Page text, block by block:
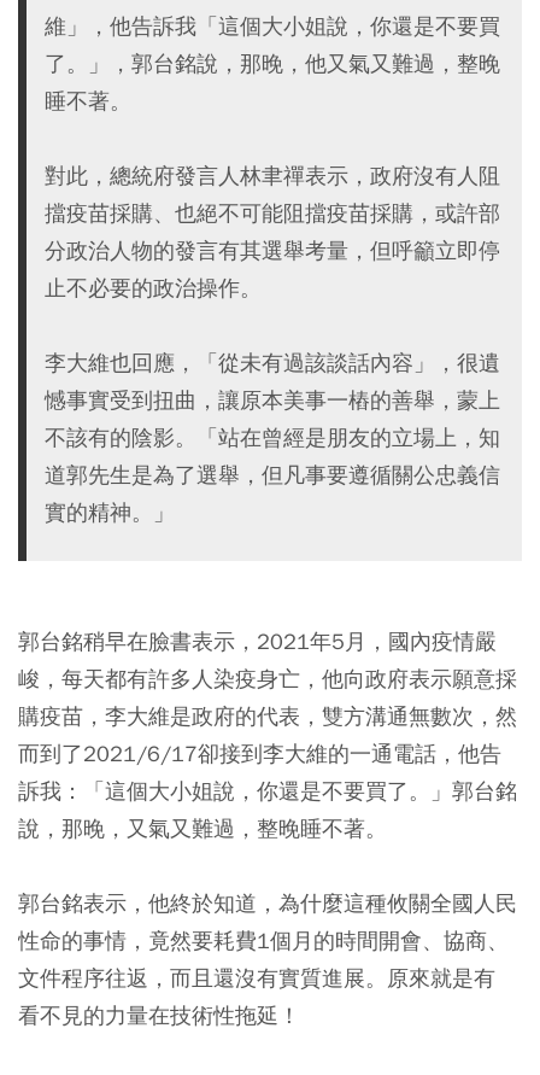
維」，他告訴我「這個大小姐說，你還是不要買
了。」，郭台銘說，那晚，他又氣又難過，整晚
睡不著。
對此，總統府發言人林聿禪表示，政府沒有人阻
擋疫苗採購、也絕不可能阻擋疫苗採購，或許部
分政治人物的發言有其選舉考量，但呼籲立即停
止不必要的政治操作。
李大維也回應，「從未有過該談話內容」，很遺
憾事實受到扭曲，讓原本美事一樁的善舉，蒙上
不該有的陰影。「站在曾經是朋友的立場上，知
道郭先生是為了選舉，但凡事要遵循關公忠義信
實的精神。」
郭台銘稍早在臉書表示，2021年5月，國內疫情嚴
峻，每天都有許多人染疫身亡，他向政府表示願意採
購疫苗，李大維是政府的代表，雙方溝通無數次，然
而到了2021/6/17卻接到李大維的一通電話，他告
訴我：「這個大小姐說，你還是不要買了。」郭台銘
說，那晚，又氣又難過，整晚睡不著。
郭台銘表示，他終於知道，為什麼這種攸關全國人民
性命的事情，竟然要耗費1個月的時間開會、協商、
文件程序往返，而且還沒有實質進展。原來就是有
看不見的力量在技術性拖延！